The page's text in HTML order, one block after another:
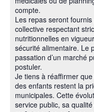
compte.
Les repas seront
collective respectant
nutritionnelles en
sécurité alimentaire. Le
passation d’un marché
postuler.
Je tiens à réaffirmer
des enfants restent la
municipales. Cette
service public, sa